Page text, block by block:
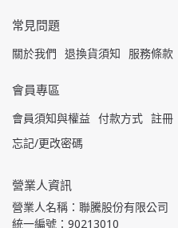
常見問題
關於我們 退換貨須知 服務條款
會員專區
會員須知與權益 付款方式 註冊
忘記/更改密碼
營業人資訊
營業人名稱：聯騰股份有限公司
統一編號：90213010